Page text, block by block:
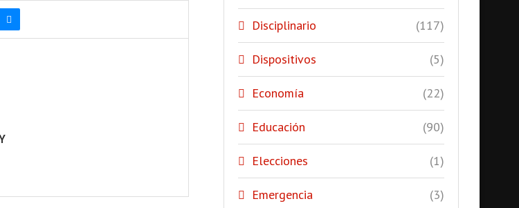
Disciplinario (117)
Dispositivos (5)
Economía (22)
Educación (90)
Elecciones (1)
Emergencia (3)